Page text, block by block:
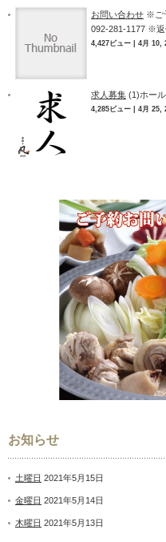
お問い合わせ ※ご
092-281-1177 ※返
4,427ビュー 4月 10,
求人募集 (1)ホー
4,285ビュー 4月 25,
お知らせ
土曜日 2021年5月15日
金曜日 2021年5月14日
木曜日 2021年5月13日